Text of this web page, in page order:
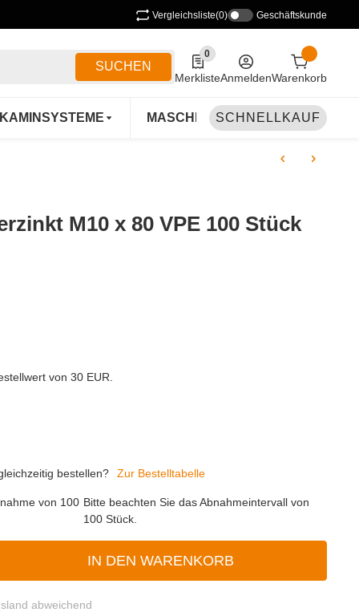
Vergleichsliste(0) Geschäftskunde
SUCHEN
0
0 Produkte in der Liste
MerklisteAnmeldenWarenkorb
KAMINSYSTEME MASCHINEN & ZUBEHÖR
SCHNELLKAUF
M10 x 80 VPE 100 Stück
von 30 EUR.
bestellen? Zur Bestelltabelle
von 100 Bitte beachten Sie das Abnahmeintervall von
100 Stück.
IN DEN WARENKORB
abweichend